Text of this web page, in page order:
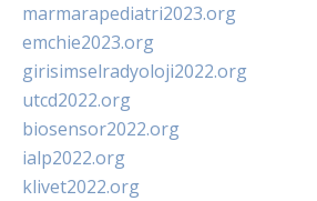
marmarapediatri2023.org
emchie2023.org
girisimselradyoloji2022.org
utcd2022.org
biosensor2022.org
ialp2022.org
klivet2022.org